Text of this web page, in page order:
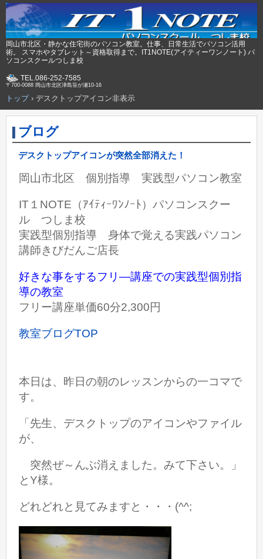
岡山市北区・静かな住宅街のパソコン教室。仕事、日常生活でパソコン活用
術。 スマホやタブレット～資格取得まで。IT1NOTE(アイティーワンノート) パ
ソコンスクールつしま校
TEL.086-252-7585
〒700-0088 岡山市北区津島笹が瀬10-16
トップ› デスクトップアイコン非表示
ブログ
デスクトップアイコンが突然全部消えた！
岡山市北区 個別指導 実践型パソコン教室
IT１NOTE（ｱｲﾃｨｰﾜﾝﾉｰﾄ）パソコンスクー
ル つしま校
実践型個別指導 身体で覚える実践パソコン
講師きびだんご店長
好きな事をするフリ―講座での実践型個別指
導の教室
フリー講座単価60分2,300円
教室ブログTOP
本日は、昨日の朝のレッスンからの一コマで
す。
「先生、デスクトップのアイコンやファイル
が、
突然ぜ～んぶ消えました。みて下さい。」
とY様。
どれどれと見てみますと・・・(^^;